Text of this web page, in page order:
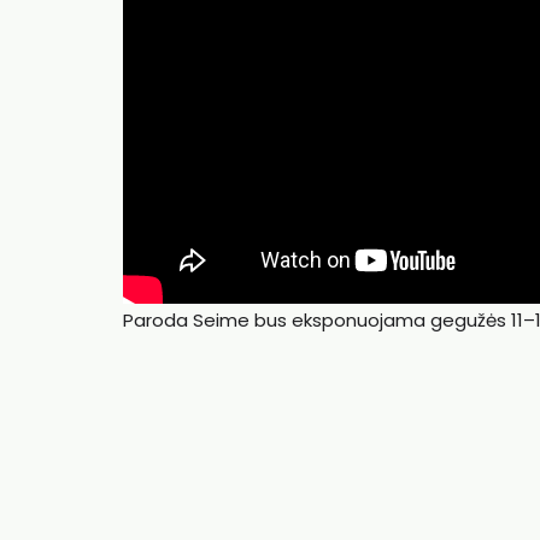
Paroda Seime bus eksponuojama gegužės